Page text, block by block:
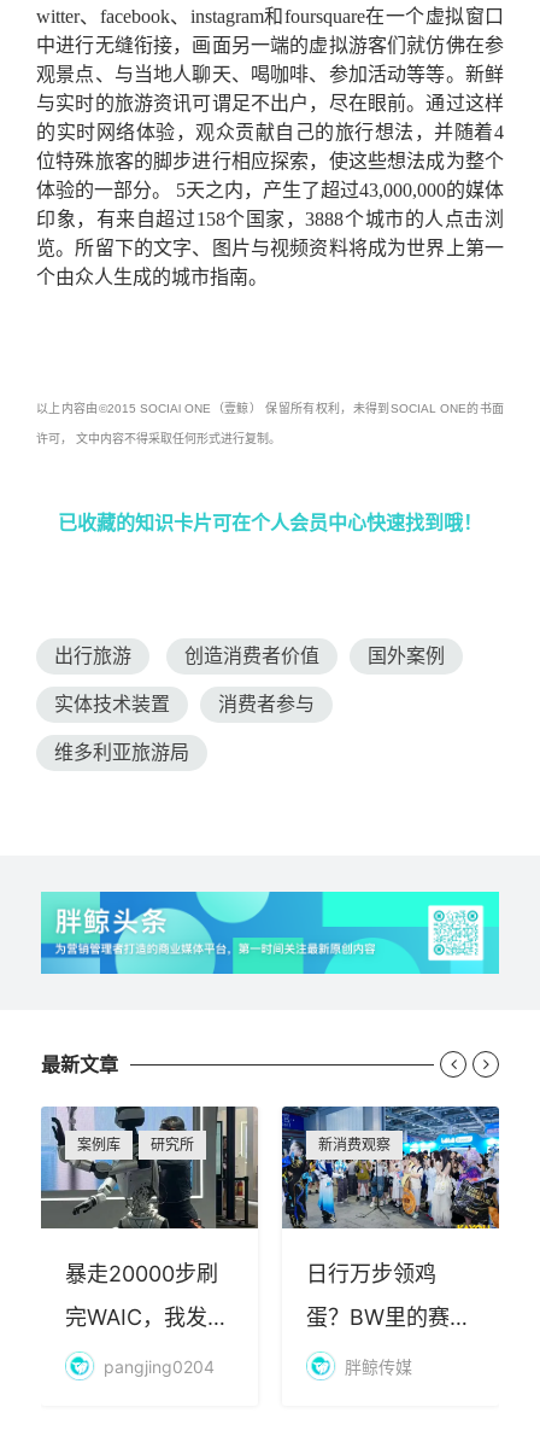
witter、facebook、instagram和foursquare在一个虚拟窗口
中进行无缝衔接，画面另一端的虚拟游客们就仿佛在参
观景点、与当地人聊天、喝咖啡、参加活动等等。新鲜
与实时的旅游资讯可谓足不出户，尽在眼前。通过这样
的实时网络体验，观众贡献自己的旅行想法，并随着4
位特殊旅客的脚步进行相应探索，使这些想法成为整个
体验的一部分。 5天之内，产生了超过43,000,000的媒体
印象，有来自超过158个国家，3888个城市的人点击浏
览。所留下的文字、图片与视频资料将成为世界上第一
个由众人生成的城市指南。
以上内容由©2015 SOCIAl ONE（壹鲸） 保留所有权利，未得到SOCIAL ONE的书面
许可， 文中内容不得采取任何形式进行复制。
已收藏的知识卡片可在个人会员中心快速找到哦！
出行旅游 创造消费者价值 国外案例
实体技术装置 消费者参与
维多利亚旅游局
最新文章
案例库 研究所
暴走20000步刷
完WAIC，我发现
AI最赚钱的不是
pangjing0204
新消费观察
日行万步领鸡
蛋？BW里的赛博
朝圣，藏着品牌
胖鲸传媒
 